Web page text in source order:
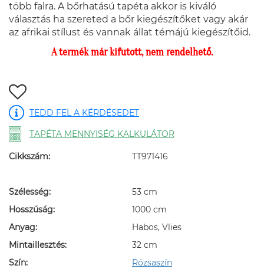
több falra. A bőrhatású tapéta akkor is kiváló
választás ha szereted a bőr kiegészítőket vagy akár
az afrikai stílust és vannak állat témájú kiegészítőid.
A termék már kifutott, nem rendelhető.
TEDD FEL A KÉRDÉSEDET
TAPÉTA MENNYISÉG KALKULÁTOR
Cikkszám: TT971416
Szélesség:
53 cm
Hosszúság:
1000 cm
Anyag:
Habos, Vlies
Mintaillesztés:
32 cm
Szín:
Rózsaszín